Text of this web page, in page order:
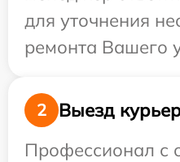
для уточнения
ремонта Вашего
2
Выезд
Профессионал с